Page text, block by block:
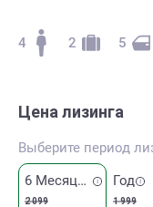
4 2 5
Цена лизинга
Выберите период
6 Месяцев
2 099
Год
1 999